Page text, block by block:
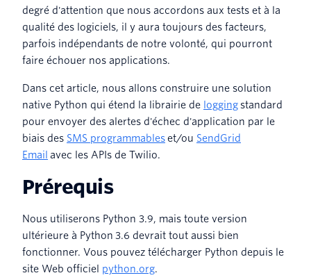
degré d'attention que nous accordons aux tests et à la
qualité des logiciels, il y aura toujours des facteurs,
parfois indépendants de notre volonté, qui pourront
faire échouer nos applications.
Dans cet article, nous allons construire une solution
native Python qui étend la librairie de logging standard
pour envoyer des alertes d'échec d'application par le
biais des SMS programmableset/ou SendGrid
Email avec les APIs de Twilio.
Prérequis
Nous utiliserons Python 3.9, mais toute version
ultérieure à Python 3.6 devrait tout aussi bien
fonctionner. Vous pouvez télécharger Python depuis le
site Web officiel python.org.